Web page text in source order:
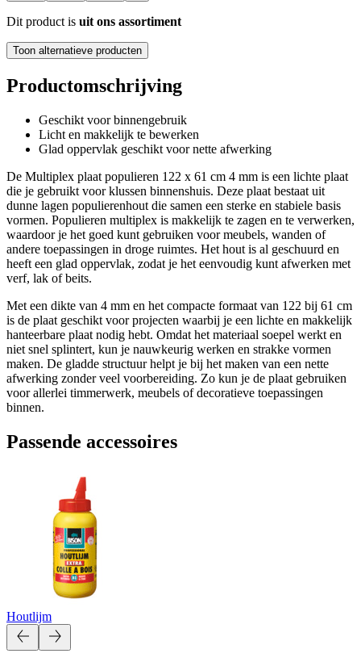
Dit product is uit ons assortiment
Toon alternatieve producten
Productomschrijving
Geschikt voor binnengebruik
Licht en makkelijk te bewerken
Glad oppervlak geschikt voor nette afwerking
De Multiplex plaat populieren 122 x 61 cm 4 mm is een lichte plaat
die je gebruikt voor klussen binnenshuis. Deze plaat bestaat uit
dunne lagen populierenhout die samen een sterke en stabiele basis
vormen. Populieren multiplex is makkelijk te zagen en te verwerken,
waardoor je het goed kunt gebruiken voor meubels, wanden of
andere toepassingen in droge ruimtes. Het hout is al geschuurd en
heeft een glad oppervlak, zodat je het eenvoudig kunt afwerken met
verf, lak of beits.
Met een dikte van 4 mm en het compacte formaat van 122 bij 61 cm
is de plaat geschikt voor projecten waarbij je een lichte en makkelijk
hanteerbare plaat nodig hebt. Omdat het materiaal soepel werkt en
niet snel splintert, kun je nauwkeurig werken en strakke vormen
maken. De gladde structuur helpt je bij het maken van een nette
afwerking zonder veel voorbereiding. Zo kun je de plaat gebruiken
voor allerlei timmerwerk, meubels of decoratieve toepassingen
binnen.
Passende accessoires
Houtlijm